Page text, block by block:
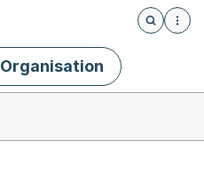
Öffnet
Organisation